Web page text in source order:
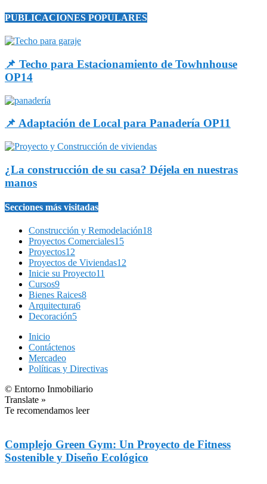
PUBLICACIONES POPULARES
📌 Techo para Estacionamiento de Towhnhouse
OP14
📌 Adaptación de Local para Panadería OP11
¿La construcción de su casa? Déjela en nuestras
manos
Secciones más visitadas
Construcción y Remodelación18
Proyectos Comerciales15
Proyectos12
Proyectos de Viviendas12
Inicie su Proyecto11
Cursos9
Bienes Raices8
Arquitectura6
Decoración5
Inicio
Contáctenos
Mercadeo
Políticas y Directivas
© Entorno Inmobiliario
Translate »
Te recomendamos leer
Complejo Green Gym: Un Proyecto de Fitness
Sostenible y Diseño Ecológico